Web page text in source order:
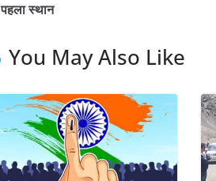
पहला स्थान
You May Also Like